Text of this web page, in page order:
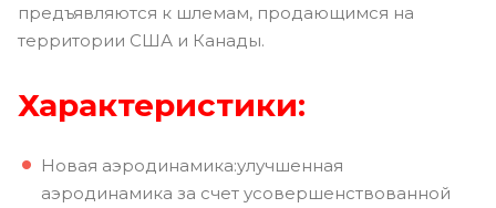
предъявляются к шлемам, продающимся на
территории США и Канады.
Характеристики:
Новая аэродинамика:улучшенная
аэродинамика за счет усовершенствованной